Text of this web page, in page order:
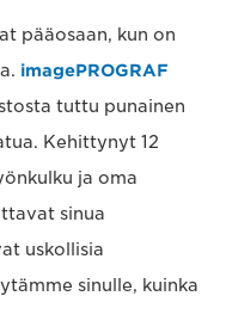
pääosaan, kun on
imagePROGRAF
tuttu punainen
Kehittynyt 12
ja oma
sinua
uskollisia
sinulle, kuinka